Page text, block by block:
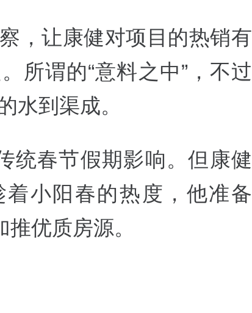
，让康健对项目的热销有
所谓的“意料之中”，不过
水到渠成。
统春节假期影响。但康健
小阳春的热度，他准备
推优质房源。